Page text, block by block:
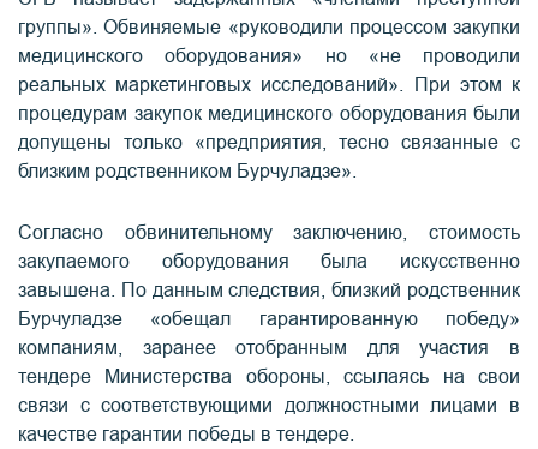
группы». Обвиняемые «руководили процессом закупки
медицинского оборудования» но «не проводили
реальных маркетинговых исследований». При этом к
процедурам закупок медицинского оборудования были
допущены только «предприятия, тесно связанные с
близким родственником Бурчуладзе».
Согласно обвинительному заключению, стоимость
закупаемого оборудования была искусственно
завышена. По данным следствия, близкий родственник
Бурчуладзе «обещал гарантированную победу»
компаниям, заранее отобранным для участия в
тендере Министерства обороны, ссылаясь на свои
связи с соответствующими должностными лицами в
качестве гарантии победы в тендере.